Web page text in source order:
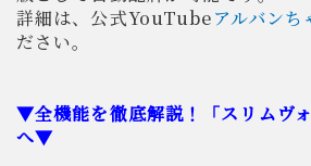
詳細は、公式YouTubeアルバンち
ださい。
▼全機能を徹底解説！「スリムヴ
へ▼